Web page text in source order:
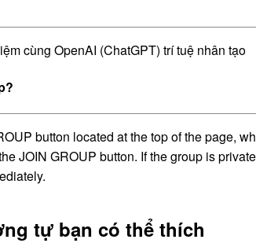
cùng OpenAI (ChatGPT) trí tuệ nhân tạo
button located at the top of the page,
JOIN GROUP button. If the group is
tự bạn có thể thích